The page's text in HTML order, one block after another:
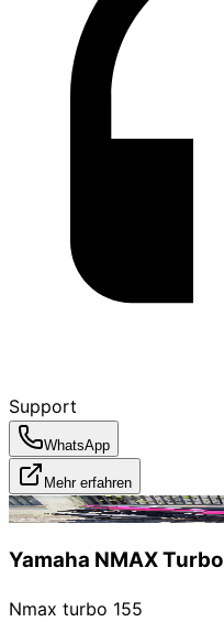
Support
WhatsApp
Mehr erfahren
Vermietet
Yamaha NMAX Turbo
Nmax turbo 155